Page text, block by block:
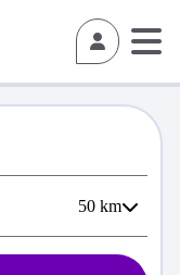
50 km